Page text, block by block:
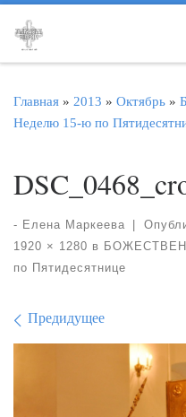
Перейти к содержимому
Главная » 2013 » Октябрь »
Неделю 15-ю по
- Елена Маркеева
1920 × 1280 в
по Пятидесятнице
Предидущее